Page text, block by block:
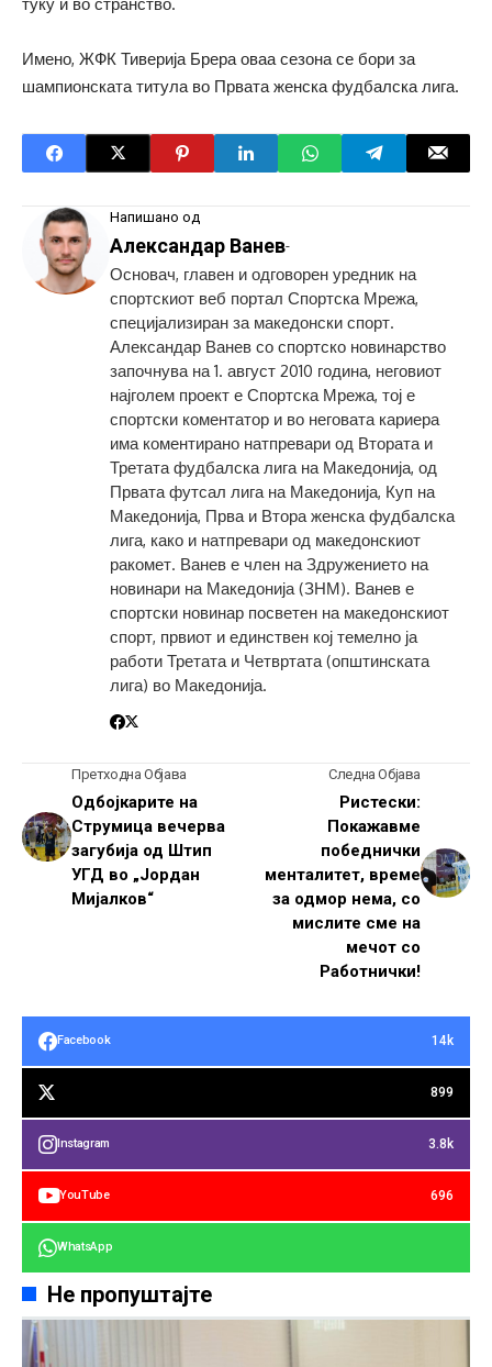
Имено, ЖФК Тиверија Брера оваа сезона се бори за
шампионската титула во Првата женска фудбалска лига.
Напишано од
Александар Ванев-
Основач, главен и одговорен уредник на
спортскиот веб портал Спортска Мрежа,
специјализиран за македонски спорт.
Александар Ванев со спортско новинарство
започнува на 1. август 2010 година, неговиот
најголем проект е Спортска Мрежа, тој е
спортски коментатор и во неговата кариера
има коментирано натпревари од Втората и
Третата фудбалска лига на Македонија, од
Првата футсал лига на Македонија, Куп на
Македонија, Прва и Втора женска фудбалска
лига, како и натпревари од македонскиот
ракомет. Ванев е член на Здружението на
новинари на Македонија (ЗНМ). Ванев е
спортски новинар посветен на македонскиот
спорт, првиот и единствен кој темелно ја
работи Третата и Четвртата (општинската
лига) во Македонија.
Претходна Објава
Одбојкарите на
Струмица вечерва
загубија од Штип
УГД во „Јордан
Мијалков“
Следна Објава
Ристески:
Покажавме
победнички
менталитет, време
за одмор нема, со
мислите сме на
мечот со
Работнички!
Facebook 14k
899
Instagram 3.8k
YouTube 696
WhatsApp
Не пропуштајте